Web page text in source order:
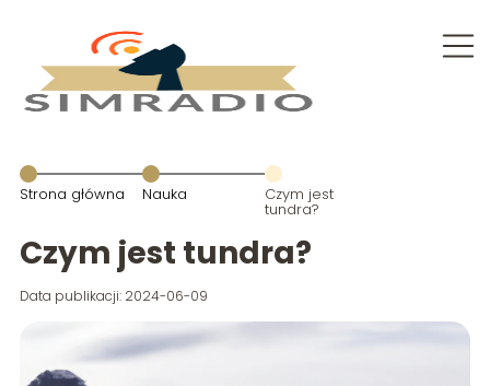
Strona główna Nauka Czym jest
tundra?
Czym jest tundra?
Data publikacji: 2024-06-09